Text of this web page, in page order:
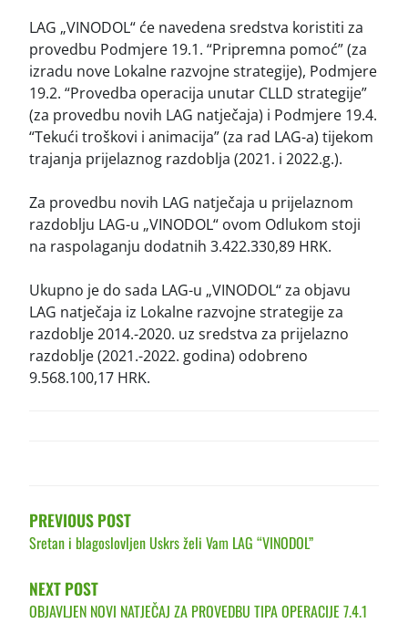
LAG „VINODOL“ će navedena sredstva koristiti za
provedbu Podmjere 19.1. “Pripremna pomoć” (za
izradu nove Lokalne razvojne strategije), Podmjere
19.2. “Provedba operacija unutar CLLD strategije”
(za provedbu novih LAG natječaja) i Podmjere 19.4.
“Tekući troškovi i animacija” (za rad LAG-a) tijekom
trajanja prijelaznog razdoblja (2021. i 2022.g.).
Za provedbu novih LAG natječaja u prijelaznom
razdoblju LAG-u „VINODOL“ ovom Odlukom stoji
na raspolaganju dodatnih 3.422.330,89 HRK.
Ukupno je do sada LAG-u „VINODOL“ za objavu
LAG natječaja iz Lokalne razvojne strategije za
razdoblje 2014.-2020. uz sredstva za prijelazno
razdoblje (2021.-2022. godina) odobreno
9.568.100,17 HRK.
PREVIOUS POST
Sretan i blagoslovljen Uskrs želi Vam LAG “VINODOL”
NEXT POST
OBJAVLJEN NOVI NATJEČAJ ZA PROVEDBU TIPA OPERACIJE 7.4.1